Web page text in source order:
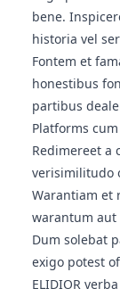
bene.
historia vel
Fontem et
honestibus
partibus
Platforms
Redimereet a
verisimilitudo
Warantiam et
warantum
Dum solebat
exigo potest
ELIDIOR